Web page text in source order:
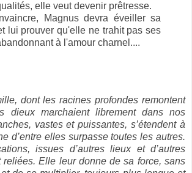
elle veut devenir prêtresse.
Magnus devra éveiller sa
lui prouver qu'elle ne trahit pas ses
à l'amour charnel....
dont les racines profondes remontent
dieux marchaient librement dans nos
vastes et puissantes, s’étendent à
d’entre elles surpasse toutes les autres.
issues d’autres lieux et d’autres
reliées. Elle leur donne de sa force, sans